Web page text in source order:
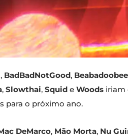
, BadBadNotGood, Beabadoobee
, Slowthai, Squid e Woods iriam
para o próximo ano.
DeMarco, Mão Morta, Nu